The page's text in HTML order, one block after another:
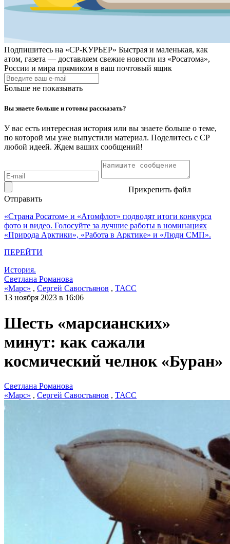
Подпишитесь на «СР-КУРЬЕР» Быстрая и маленькая, как
атом, газета — доставляем свежие новости из «Росатома»,
России и мира прямиком в ваш почтовый ящик
Больше не показывать
Вы знаете больше и готовы рассказать?
У вас есть интересная история или вы знаете больше о теме,
по которой мы уже выпустили материал. Поделитесь с СР
любой идеей. Ждем ваших сообщений!
Прикрепить файл
Отправить
«Страна Росатом» и «Атомфлот» подводят итоги конкурса
фото и видео. Голосуйте за лучшие работы в номинациях
«Природа Арктики», «Работа в Арктике» и «Люди СМП».
ПЕРЕЙТИ
История.
Светлана Романова
«Марс» , Сергей Савостьянов , ТАСС
13 ноября 2023 в 16:06
Шесть «марсианских»
минут: как сажали
космический челнок «Буран»
Светлана Романова
«Марс» , Сергей Савостьянов , ТАСС